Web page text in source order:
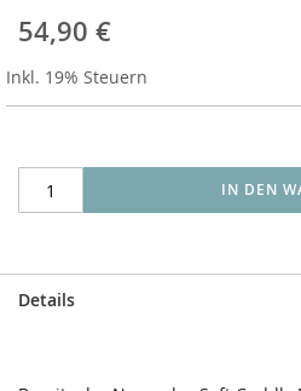
54,90 €
Inkl. 19% Steuern
IN DEN
Details